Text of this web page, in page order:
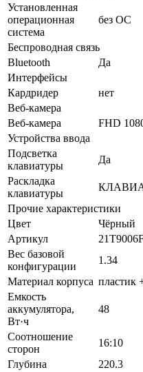
Установленная
операционная
система
без ОС
Беспроводная связь
Bluetooth
Да
Интерфейсы
Кардридер
нет
Веб-камера
Веб-камера
FHD
Устройства ввода
Подсветка
клавиатуры
Да
Раскладка
клавиатуры
Прочие характеристики
Цвет
Чёрный
Артикул
Вес базовой
конфигурации
1.34
Материал корпуса пластик
Емкость
аккумулятора,
Вт·ч
48
Соотношение
сторон
16:10
Глубина
220.3